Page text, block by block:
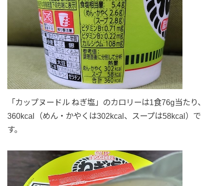
「カップヌードル ねぎ塩」のカロリーは1食76g当たり、
360kcal（めん・かやくは302kcal、スープは58kcal）で
す。